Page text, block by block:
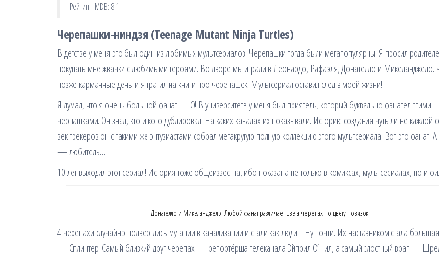
Рейтинг IMDB: 8.1
Черепашки-ниндзя (Teenage Mutant Ninja Turtles)
В детстве у меня это был один из любимых мультсериалов. Черепашки тогда были мегапопулярны. Я просил
покупать мне жвачки с любимыми героями. Во дворе мы играли в Леонардо, Рафаэля, Донателло и Микеланджело.
позже карманные деньги я тратил на книги про черепашек. Мультсериал оставил след в моей жизни!
Я думал, что я очень большой фанат… НО! В университете у меня был приятель, который буквально фанател этими
черпашками. Он знал, кто и кого дублировал. На каких каналах их показывали. Историю создания чуть ли не каждой
век трекеров он с такими же энтузиастами собрал мегакрутую полную коллекцию этого мультсериала. Вот это фанат! А
— любитель…
10 лет выходил этот сериал! История тоже общеизвестна, ибо показана не только в комиксах, мультсериалах, но и
Донателло и Микеланджело. Любой фанат различает цвета черепах по цвету повязок
4 черепахи случайно подверглись мутации в канализации и стали как люди… Ну почти. Их наставником стала
— Сплинтер. Самый близкий друг черепах — репортёрша телеканала Эйприл О’Нил, а самый злостный враг —